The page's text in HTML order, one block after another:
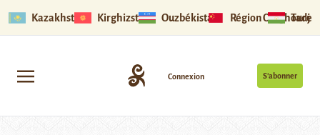
Kazakhstan Kirghizstan Ouzbékistan Région Ouïghoure
S’abonner
Connexion